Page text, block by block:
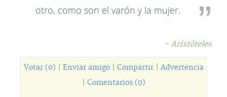
otro, como son el varón y la mujer.
- Aristóteles
Votar (0) Enviar amigo| Compartir| Advertencia
Comentarios (0)